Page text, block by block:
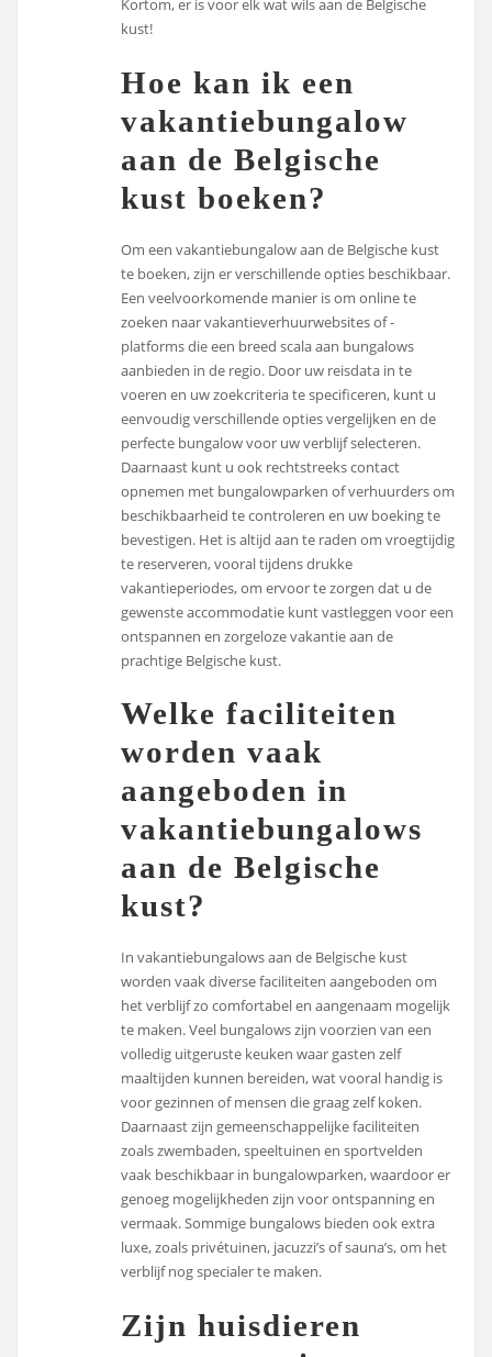
Kortom, er is voor elk wat wils aan de Belgische
kust!
Hoe kan ik een
vakantiebungalow
aan de Belgische
kust boeken?
Om een vakantiebungalow aan de Belgische kust
te boeken, zijn er verschillende opties beschikbaar.
Een veelvoorkomende manier is om online te
zoeken naar vakantieverhuurwebsites of -
platforms die een breed scala aan bungalows
aanbieden in de regio. Door uw reisdata in te
voeren en uw zoekcriteria te specificeren, kunt u
eenvoudig verschillende opties vergelijken en de
perfecte bungalow voor uw verblijf selecteren.
Daarnaast kunt u ook rechtstreeks contact
opnemen met bungalowparken of verhuurders om
beschikbaarheid te controleren en uw boeking te
bevestigen. Het is altijd aan te raden om vroegtijdig
te reserveren, vooral tijdens drukke
vakantieperiodes, om ervoor te zorgen dat u de
gewenste accommodatie kunt vastleggen voor een
ontspannen en zorgeloze vakantie aan de
prachtige Belgische kust.
Welke faciliteiten
worden vaak
aangeboden in
vakantiebungalows
aan de Belgische
kust?
In vakantiebungalows aan de Belgische kust
worden vaak diverse faciliteiten aangeboden om
het verblijf zo comfortabel en aangenaam mogelijk
te maken. Veel bungalows zijn voorzien van een
volledig uitgeruste keuken waar gasten zelf
maaltijden kunnen bereiden, wat vooral handig is
voor gezinnen of mensen die graag zelf koken.
Daarnaast zijn gemeenschappelijke faciliteiten
zoals zwembaden, speeltuinen en sportvelden
vaak beschikbaar in bungalowparken, waardoor er
genoeg mogelijkheden zijn voor ontspanning en
vermaak. Sommige bungalows bieden ook extra
luxe, zoals privétuinen, jacuzzi’s of sauna’s, om het
verblijf nog specialer te maken.
Zijn huisdieren